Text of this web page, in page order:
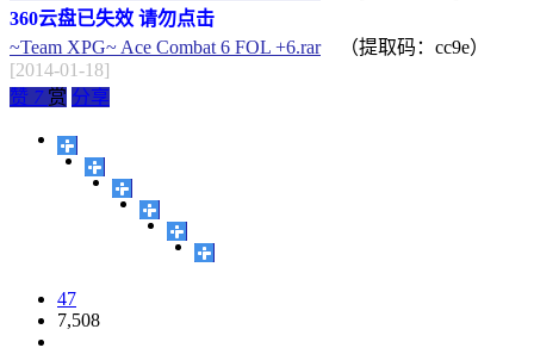
360云盘已失效 请勿点击
~Team XPG~ Ace Combat 6 FOL +6.rar（提取码：cc9e）
[2014-01-18]
赞 7 赏 分享
47
7,508